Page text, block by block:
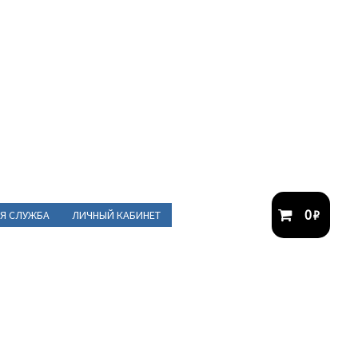
СЛУЖБА ЛИЧНЫЙ КАБИНЕТ 0₽